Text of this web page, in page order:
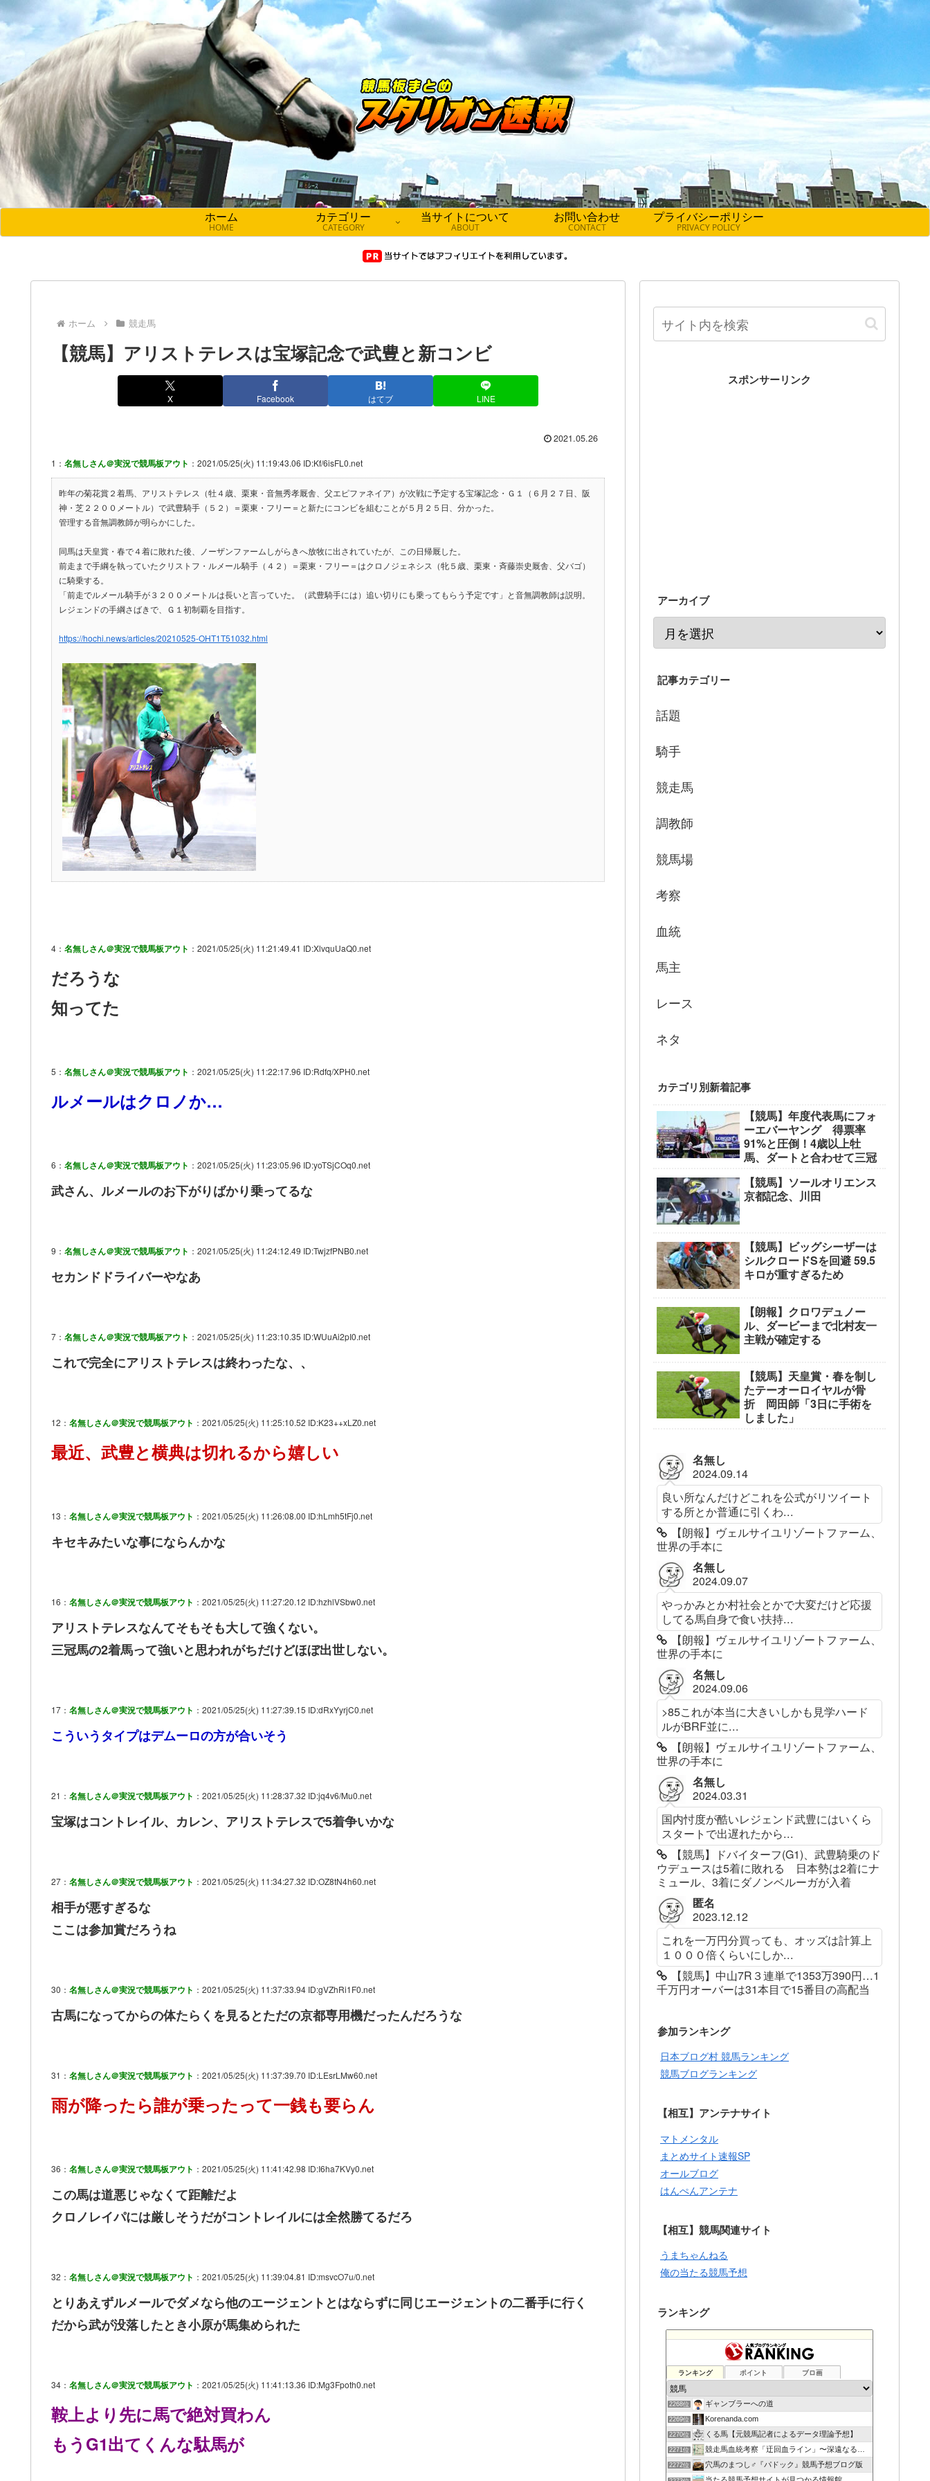
ホーム
HOME
カテゴリー
CATEGORY
当サイトについて
ABOUT
お問い合わせ
CONTACT
プライバシーポリシー
PRIVACY POLICY
ホーム 競走馬
【競馬】アリストテレスは宝塚記念で武豊と新コンビ
X Facebook はてブ LINE
2021.05.26
1： 名無しさん＠実況で競馬板アウト ：2021/05/25(火) 11:19:43.06 ID:Kf/6isFL0.net
昨年の菊花賞２着馬、アリストテレス（牡４歳、栗東・音無秀孝厩舎、父エピファネイア）が次戦に予定する宝塚記念・Ｇ１（６月２７日、阪
神・芝２２００メートル）で武豊騎手（５２）＝栗東・フリー＝と新たにコンビを組むことが５月２５日、分かった。
管理する音無調教師が明らかにした。
同馬は天皇賞・春で４着に敗れた後、ノーザンファームしがらきへ放牧に出されていたが、この日帰厩した。
前走まで手綱を執っていたクリストフ・ルメール騎手（４２）＝栗東・フリー＝はクロノジェネシス（牝５歳、栗東・斉藤崇史厩舎、父バゴ）
に騎乗する。
「前走でルメール騎手が３２００メートルは長いと言っていた。（武豊騎手には）追い切りにも乗ってもらう予定です」と音無調教師は説明。
レジェンドの手綱さばきで、Ｇ１初制覇を目指す。
https://hochi.news/articles/20210525-OHT1T51032.html
4： 名無しさん＠実況で競馬板アウト ：2021/05/25(火) 11:21:49.41 ID:XlvquUaQ0.net
だろうな
知ってた
5： 名無しさん＠実況で競馬板アウト ：2021/05/25(火) 11:22:17.96 ID:Rdfq/XPH0.net
ルメールはクロノか…
6： 名無しさん＠実況で競馬板アウト ：2021/05/25(火) 11:23:05.96 ID:yoTSjCOq0.net
武さん、ルメールのお下がりばかり乗ってるな
9： 名無しさん＠実況で競馬板アウト ：2021/05/25(火) 11:24:12.49 ID:TwjzfPNB0.net
セカンドドライバーやなあ
7： 名無しさん＠実況で競馬板アウト ：2021/05/25(火) 11:23:10.35 ID:WUuAi2pI0.net
これで完全にアリストテレスは終わったな、、
12： 名無しさん＠実況で競馬板アウト ：2021/05/25(火) 11:25:10.52 ID:K23++xLZ0.net
最近、武豊と横典は切れるから嬉しい
13： 名無しさん＠実況で競馬板アウト ：2021/05/25(火) 11:26:08.00 ID:hLmh5tFj0.net
キセキみたいな事にならんかな
16： 名無しさん＠実況で競馬板アウト ：2021/05/25(火) 11:27:20.12 ID:hzhlVSbw0.net
アリストテレスなんてそもそも大して強くない。
三冠馬の2着馬って強いと思われがちだけどほぼ出世しない。
17： 名無しさん＠実況で競馬板アウト ：2021/05/25(火) 11:27:39.15 ID:dRxYyrjC0.net
こういうタイプはデムーロの方が合いそう
21： 名無しさん＠実況で競馬板アウト ：2021/05/25(火) 11:28:37.32 ID:jq4v6/Mu0.net
宝塚はコントレイル、カレン、アリストテレスで5着争いかな
27： 名無しさん＠実況で競馬板アウト ：2021/05/25(火) 11:34:27.32 ID:OZ8tN4h60.net
相手が悪すぎるな
ここは参加賞だろうね
30： 名無しさん＠実況で競馬板アウト ：2021/05/25(火) 11:37:33.94 ID:gVZhRi1F0.net
古馬になってからの体たらくを見るとただの京都専用機だったんだろうな
31： 名無しさん＠実況で競馬板アウト ：2021/05/25(火) 11:37:39.70 ID:LEsrLMw60.net
雨が降ったら誰が乗ったって一銭も要らん
36： 名無しさん＠実況で競馬板アウト ：2021/05/25(火) 11:41:42.98 ID:I6ha7KVy0.net
この馬は道悪じゃなくて距離だよ
クロノレイパには厳しそうだがコントレイルには全然勝てるだろ
32： 名無しさん＠実況で競馬板アウト ：2021/05/25(火) 11:39:04.81 ID:msvcO7u/0.net
とりあえずルメールでダメなら他のエージェントとはならずに同じエージェントの二番手に行く
だから武が没落したとき小原が馬集められた
34： 名無しさん＠実況で競馬板アウト ：2021/05/25(火) 11:41:13.36 ID:Mg3Fpoth0.net
鞍上より先に馬で絶対買わん
もうG1出てくんな駄馬が
スポンサーリンク
アーカイブ
記事カテゴリー
話題
騎手
競走馬
調教師
競馬場
考察
血統
馬主
レース
ネタ
カテゴリ別新着記事
【競馬】年度代表馬にフォ
ーエバーヤング 得票率
91%と圧倒！4歳以上牡
馬、ダートと合わせて三冠
【競馬】ソールオリエンス
京都記念、川田
【競馬】ビッグシーザーは
シルクロードSを回避 59.5
キロが重すぎるため
【朗報】クロワデュノー
ル、ダービーまで北村友一
主戦が確定する
【競馬】天皇賞・春を制し
たテーオーロイヤルが骨
折 岡田師「3日に手術を
しました」
名無し
2024.09.14
良い所なんだけどこれを公式がリツイート
する所とか普通に引くわ...
【朗報】ヴェルサイユリゾートファーム、
世界の手本に
名無し
2024.09.07
やっかみとか村社会とかで大変だけど応援
してる馬自身で食い扶持...
【朗報】ヴェルサイユリゾートファーム、
世界の手本に
名無し
2024.09.06
>85これが本当に大きいしかも見学ハード
ルがBRF並に...
【朗報】ヴェルサイユリゾートファーム、
世界の手本に
名無し
2024.03.31
国内忖度が酷いレジェンド武豊にはいくら
スタートで出遅れたから...
【競馬】ドバイターフ(G1)、武豊騎乗のド
ウデュースは5着に敗れる 日本勢は2着にナ
ミュール、3着にダノンベルーガが入着
匿名
2023.12.12
これを一万円分買っても、オッズは計算上
１０００倍くらいにしか...
【競馬】中山7R３連単で1353万390円…1
千万円オーバーは31本目で15番目の高配当
参加ランキング
日本ブログ村 競馬ランキング
競馬ブログランキング
【相互】アンテナサイト
マトメンタル
まとめサイト速報SP
オールブログ
はんぺんアンテナ
【相互】競馬関連サイト
うまちゃんねる
俺の当たる競馬予想
ランキング
ランキング ポイント ブロ画
2268位 ギャンブラーへの道
2269位 Korenanda.com
2270位 くる馬【元競馬記者によるデータ理論予想】
2271位 競走馬血統考察「迂回血ライン」〜深遠なる血の連鎖〜
2272位 穴馬のまつし♂『パドック』競馬予想ブログ版